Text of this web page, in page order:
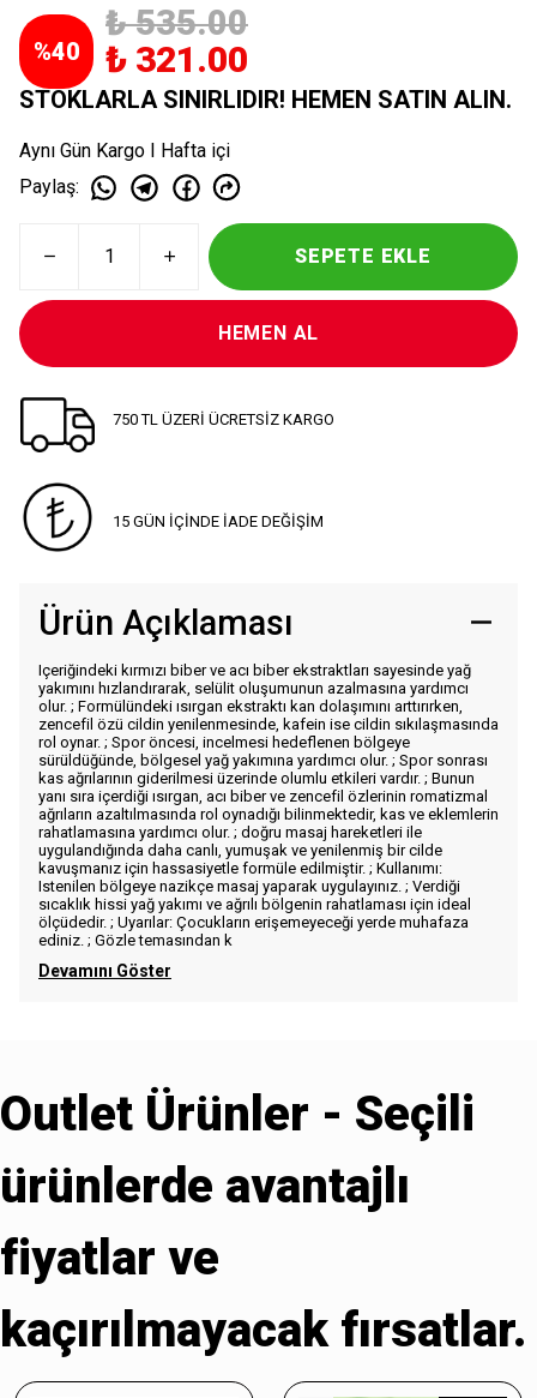
%40
₺ 535.00
₺ 321.00
STOKLARLA SINIRLIDIR! HEMEN SATIN ALIN.
Aynı Gün Kargo I Hafta içi
Paylaş:
SEPETE EKLE
HEMEN AL
750 TL ÜZERİ ÜCRETSİZ KARGO
15 GÜN İÇİNDE İADE DEĞİŞİM
Ürün Açıklaması
Içeriğindeki kırmızı biber ve acı biber ekstraktları sayesinde yağ
yakımını hızlandırarak, selülit oluşumunun azalmasına yardımcı
olur. ; Formülündeki ısırgan ekstraktı kan dolaşımını arttırırken,
zencefil özü cildin yenilenmesinde, kafein ise cildin sıkılaşmasında
rol oynar. ; Spor öncesi, incelmesi hedeflenen bölgeye
sürüldüğünde, bölgesel yağ yakımına yardımcı olur. ; Spor sonrası
kas ağrılarının giderilmesi üzerinde olumlu etkileri vardır. ; Bunun
yanı sıra içerdiği ısırgan, acı biber ve zencefil özlerinin romatizmal
ağrıların azaltılmasında rol oynadığı bilinmektedir, kas ve eklemlerin
rahatlamasına yardımcı olur. ; doğru masaj hareketleri ile
uygulandığında daha canlı, yumuşak ve yenilenmiş bir cilde
kavuşmanız için hassasiyetle formüle edilmiştir. ; Kullanımı:
Istenilen bölgeye nazikçe masaj yaparak uygulayınız. ; Verdiği
sıcaklık hissi yağ yakımı ve ağrılı bölgenin rahatlaması için ideal
ölçüdedir. ; Uyarılar: Çocukların erişemeyeceği yerde muhafaza
ediniz. ; Gözle temasından k
Devamını Göster
Outlet Ürünler - Seçili
ürünlerde avantajlı
fiyatlar ve
kaçırılmayacak fırsatlar.